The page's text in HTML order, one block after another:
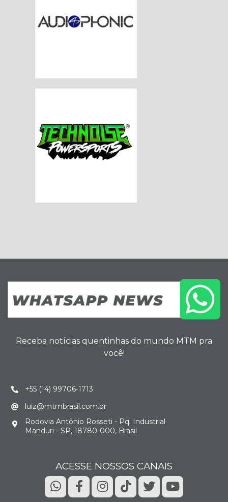
Receba notícias quentinhas do mundo MTM pra
você!
+55 (14) 99706-1713
luiz@mtmbrasil.com.br
Rodovia Antônio Rosseti - Pq. Industrial
Manduri - SP, 18780-000, Brasil
ACESSE NOSSOS CANAIS